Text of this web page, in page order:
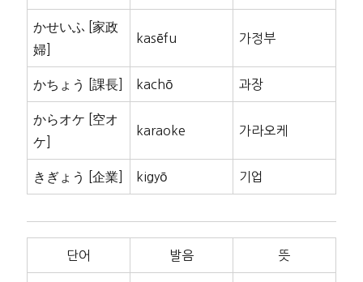
かせいふ [家政
婦]
kasēfu 가정부
かちょう [課長] kachō 과장
からオケ [空オ
ケ]
karaoke 가라오케
きぎょう [企業] kigyō 기업
단어 발음 뜻